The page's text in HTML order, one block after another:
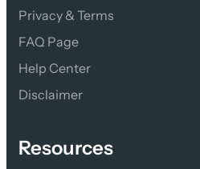
Privacy & Terms
FAQ Page
Help Center
Disclaimer
Resources